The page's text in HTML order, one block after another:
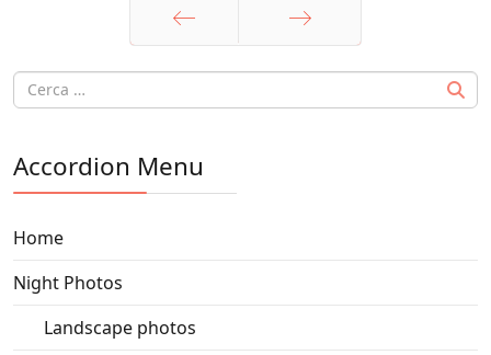
Prec Avanti
Accordion Menu
Home
Night Photos
Landscape photos